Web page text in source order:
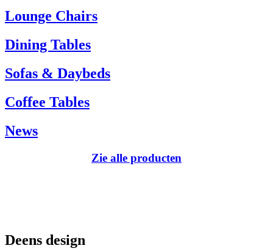
Tel.: +45 66 12 14 04
info@carlhansen.dk
Lounge Chairs
Dining Tables
Sofas & Daybeds
Coffee Tables
News
Zie alle producten
Deens design